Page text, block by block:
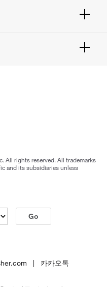
All rights reserved. All trademarks
and its subsidiaries unless
Go
| 카카오톡